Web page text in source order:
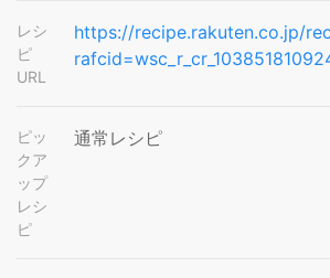
レシ
ピ
URL
https://recipe.rakuten.co.jp/
ピッ
クア
ップ
レシ
ピ
通常レシピ